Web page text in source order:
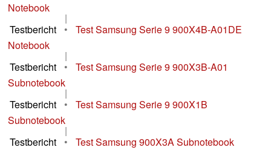
Notebook
|
Testbericht
•
Test Samsung Serie 9 900X4B-A01DE
Notebook
|
Testbericht
•
Test Samsung Serie 9 900X3B-A01
Subnotebook
|
Testbericht
•
Test Samsung Serie 9 900X1B
Subnotebook
|
Testbericht
• Test Samsung 900X3A Subnotebook